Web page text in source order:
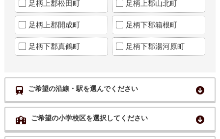
足柄上郡松田町 足柄上郡山北町
足柄上郡開成町 足柄下郡箱根町
足柄下郡真鶴町 足柄下郡湯河原町
ご希望の沿線・駅を選んでください
ご希望の小学校区を選択してください